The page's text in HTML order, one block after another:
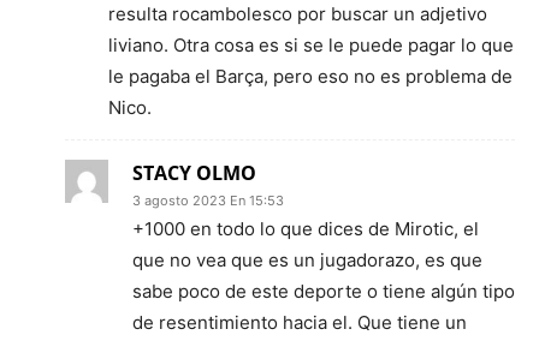
resulta rocambolesco por buscar un adjetivo
liviano. Otra cosa es si se le puede pagar lo que
le pagaba el Barça, pero eso no es problema de
Nico.
STACY OLMO
3 agosto 2023 En 15:53
+1000 en todo lo que dices de Mirotic, el
que no vea que es un jugadorazo, es que
sabe poco de este deporte o tiene algún tipo
de resentimiento hacia el. Que tiene un